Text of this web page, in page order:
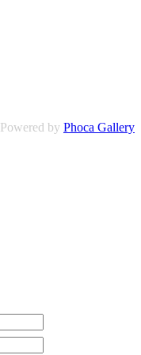
Powered by Phoca Gallery